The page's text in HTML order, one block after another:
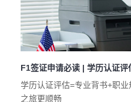
F1签证申请必读 | 学历认证评
学历认证评估=专业背书+职
之旅更顺畅